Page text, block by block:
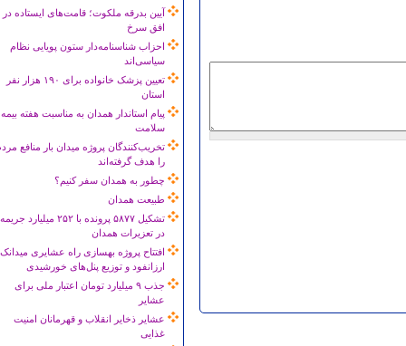
آیین بدرقه ملکوت؛ قامت‌های ایستاده در
افق سرخ
احزاب شناسنامه‌دار ستون پویایی نظام
سیاسی‌اند
تعیین پزشک خانواده برای ۱۹۰ هزار نفر
استان
پیام استاندار همدان به مناسبت هفته بیمه
سلامت
تخریب‌کنندگان پروژه میدان بار منافع
را هدف گرفته‌اند
چطور به همدان سفر کنیم؟
طبیعت همدان
تشکیل ۵۸۷۷ پرونده با ۲۵۲ میلیارد جریمه
در تعزیرات همدان
افتتاح پروژه بهسازی راه عشایری میدانک
ارزانفود و توزیع پنل‌های خورشیدی
جذب ۹ میلیارد تومان اعتبار ملی برای
عشایر
عشایر ذخایر انقلاب و قهرمانان امنیت
غذایی